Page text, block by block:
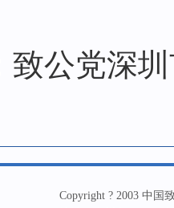
致公党深
Copyright ? 2003 中国